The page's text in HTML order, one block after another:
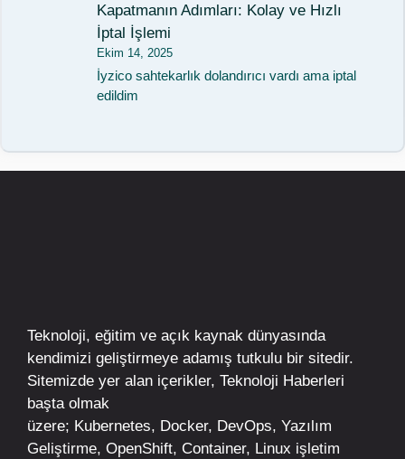
Kapatmanın Adımları: Kolay ve Hızlı
İptal İşlemi
Ekim 14, 2025
İyzico sahtekarlık dolandırıcı vardı ama iptal
edildim
Teknoloji, eğitim ve açık kaynak dünyasında
kendimizi geliştirmeye adamış tutkulu bir sitedir.
Sitemizde yer alan içerikler, Teknoloji Haberleri
başta olmak
üzere; Kubernetes, Docker, DevOps, Yazılım
Geliştirme, OpenShift, Container, Linux işletim